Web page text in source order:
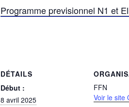
Programme previsionnel N1 et
DÉTAILS
Début :
8 avril 2025
FFN
Voir le site